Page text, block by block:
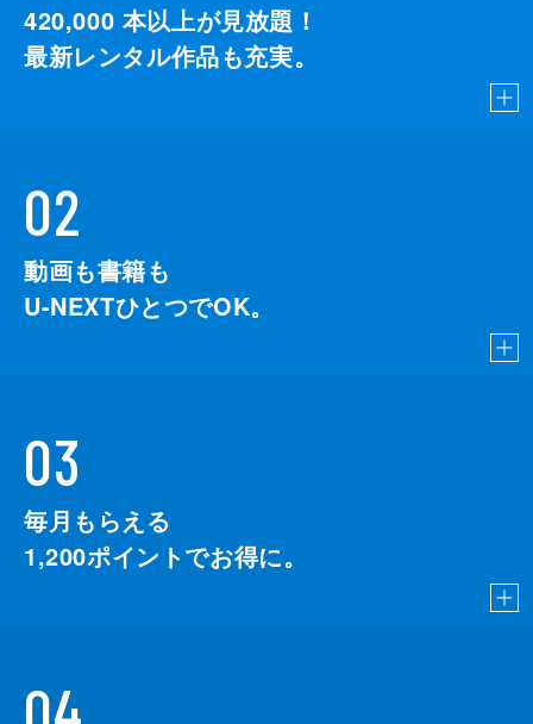
420,000 本以上が見放題！
最新レンタル作品も充実。
02
動画も書籍も
U-NEXTひとつでOK。
03
毎月もらえる
1,200ポイントでお得に。